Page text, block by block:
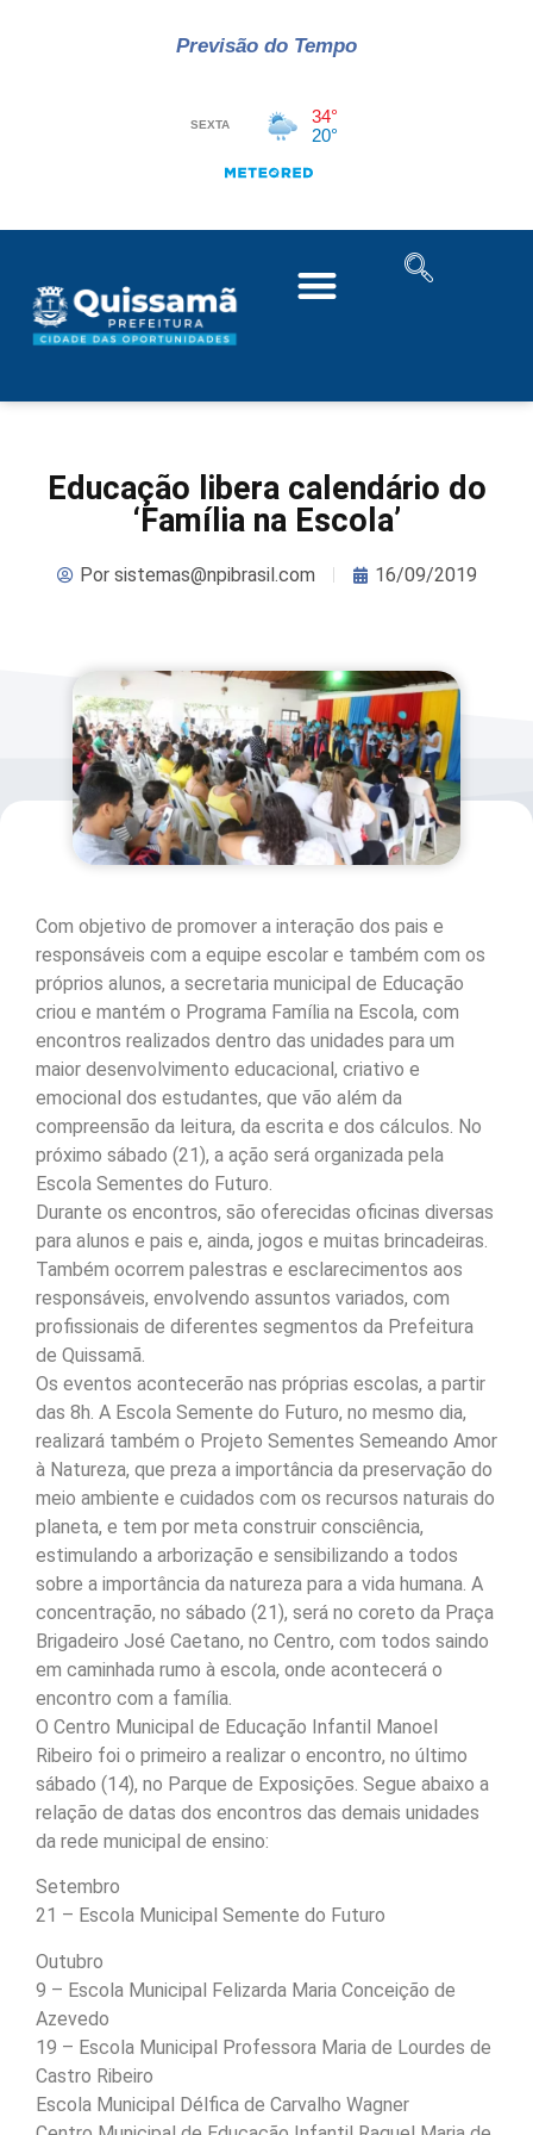
Previsão do Tempo
Educação libera calendário do
‘Família na Escola’
Porsistemas@npibrasil.com 16/09/2019
Com objetivo de promover a interação dos pais e
responsáveis com a equipe escolar e também com os
próprios alunos, a secretaria municipal de Educação
criou e mantém o Programa Família na Escola, com
encontros realizados dentro das unidades para um
maior desenvolvimento educacional, criativo e
emocional dos estudantes, que vão além da
compreensão da leitura, da escrita e dos cálculos. No
próximo sábado (21), a ação será organizada pela
Escola Sementes do Futuro.
Durante os encontros, são oferecidas oficinas diversas
para alunos e pais e, ainda, jogos e muitas brincadeiras.
Também ocorrem palestras e esclarecimentos aos
responsáveis, envolvendo assuntos variados, com
profissionais de diferentes segmentos da Prefeitura
de Quissamã.
Os eventos acontecerão nas próprias escolas, a partir
das 8h. A Escola Semente do Futuro, no mesmo dia,
realizará também o Projeto Sementes Semeando Amor
à Natureza, que preza a importância da preservação do
meio ambiente e cuidados com os recursos naturais do
planeta, e tem por meta construir consciência,
estimulando a arborização e sensibilizando a todos
sobre a importância da natureza para a vida humana. A
concentração, no sábado (21), será no coreto da Praça
Brigadeiro José Caetano, no Centro, com todos saindo
em caminhada rumo à escola, onde acontecerá o
encontro com a família.
O Centro Municipal de Educação Infantil Manoel
Ribeiro foi o primeiro a realizar o encontro, no último
sábado (14), no Parque de Exposições. Segue abaixo a
relação de datas dos encontros das demais unidades
da rede municipal de ensino:
Setembro
21 – Escola Municipal Semente do Futuro
Outubro
9 – Escola Municipal Felizarda Maria Conceição de
Azevedo
19 – Escola Municipal Professora Maria de Lourdes de
Castro Ribeiro
Escola Municipal Délfica de Carvalho Wagner